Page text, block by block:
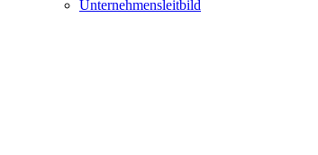
Unternehmensleitbild